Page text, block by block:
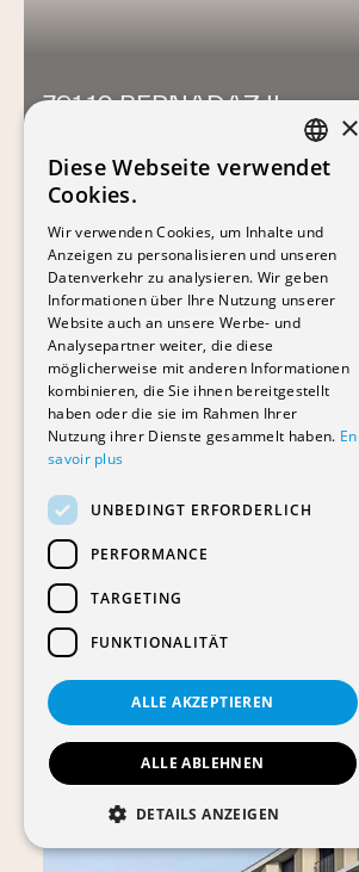
791.10 BERNADAZ II
LE TICLE
FRENCH
×
Diese Webseite verwendet
Cookies.
Wir verwenden Cookies, um Inhalte und
Anzeigen zu personalisieren und unseren
Datenverkehr zu analysieren. Wir geben
Informationen über Ihre Nutzung unserer
Website auch an unsere Werbe- und
Analysepartner weiter, die diese
möglicherweise mit anderen Informationen
kombinieren, die Sie ihnen bereitgestellt
haben oder die sie im Rahmen Ihrer
Nutzung ihrer Dienste gesammelt haben. En
savoir plus
UNBEDINGT ERFORDERLICH
PERFORMANCE
TARGETING
FUNKTIONALITÄT
ALLE AKZEPTIEREN
ALLE ABLEHNEN
DETAILS ANZEIGEN